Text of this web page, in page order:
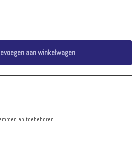
aan winkelwagen
en toebehoren